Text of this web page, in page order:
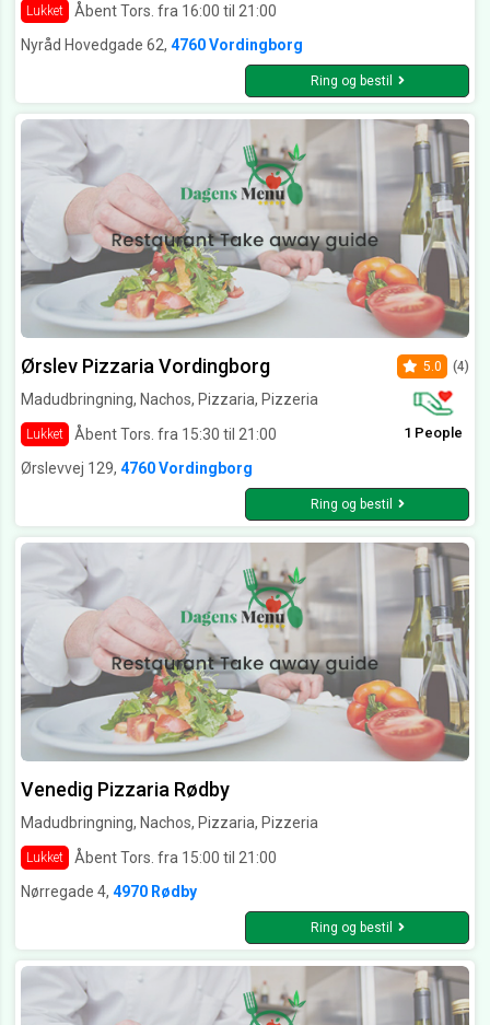
Lukket
Åbent Tors. fra 16:00 til 21:00
Nyråd Hovedgade 62, 4760 Vordingborg
Ring og bestil
Ørslev Pizzaria Vordingborg
Madudbringning, Nachos, Pizzaria, Pizzeria
Lukket Åbent Tors. fra 15:30 til 21:00
5.0 (4)
1 People
Ørslevvej 129, 4760 Vordingborg
Ring og bestil
Venedig Pizzaria Rødby
Madudbringning, Nachos, Pizzaria, Pizzeria
Lukket
Åbent Tors. fra 15:00 til 21:00
Nørregade 4, 4970 Rødby
Ring og bestil